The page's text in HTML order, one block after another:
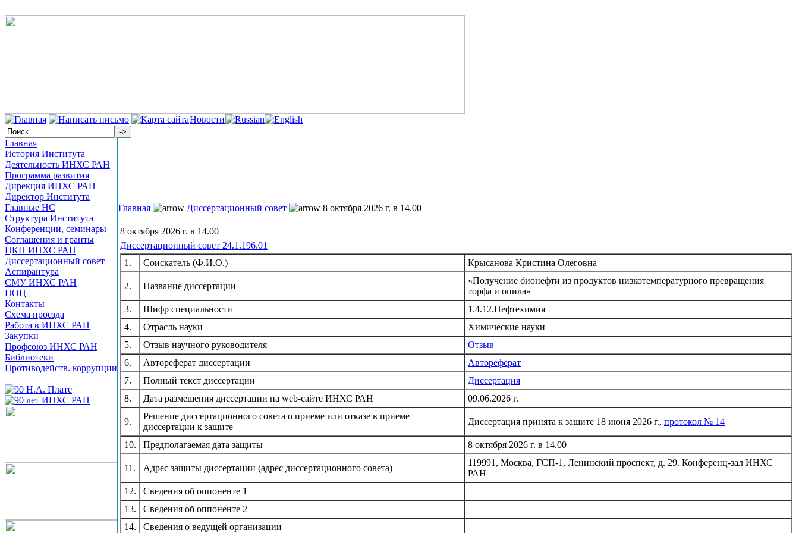
Новости
Главная
История Института
Деятельность ИНХС РАН
Программа развития
Дирекция ИНХС РАН
Директор Института
Главные НС
Структура Института
Конференции, семинары
Соглашения и гранты
ЦКП ИНХС РАН
Диссертационный совет
Аспирантура
СМУ ИНХС РАН
НОЦ
Контакты
Схема проезда
Работа в ИНХС РАН
Закупки
Профсоюз ИНХС РАН
Библиотеки
Противодейств. коррупции
Главная Диссертационный совет 8 октября 2026 г. в 14.00
8 октября 2026 г. в 14.00
Диссертационный совет 24.1.196.01
1.
Соискатель (Ф.И.О.) Крысанова Кристина Олеговна
2. Название диссертации
«Получение бионефти из продуктов низкотемпературного превращения
торфа и опила»
3.
Шифр специальности
1.4.12.Нефтехимия
4.
Отрасль науки
Химические науки
5.
Отзыв научного руководителя
Отзыв
6.
Автореферат диссертации
Автореферат
7.
Полный текст диссертации
Диссертация
8.
Дата размещения диссертации на web-сайте ИНХС РАН 09.06.2026 г.
9.
Решение диссертационного совета о приеме или отказе в приеме
диссертации к защите
Диссертация принята к защите 18 июня 2026 г., протокол № 14
10. Предполагаемая дата защиты 8 октября 2026 г. в 14.00
11. Адрес защиты диссертации (адрес диссертационного совета)
119991, Москва, ГСП-1, Ленинский проспект, д. 29. Конференц-зал ИНХС
РАН
12.
Сведения об оппоненте 1
13.
Сведения об оппоненте 2
14.
Сведения о ведущей организации